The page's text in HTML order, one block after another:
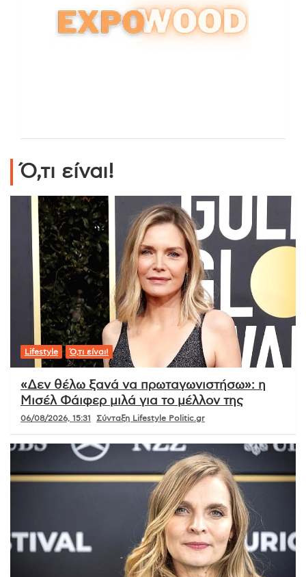
Ό,τι είναι!
Lifestyle Ό,τι είναι!
«Δεν θέλω ξανά να πρωταγωνιστήσω»: η
Μισέλ Φάιφερ μιλά για το μέλλον της
06/08/2026, 15:31 Σύνταξη Lifestyle Politic.gr